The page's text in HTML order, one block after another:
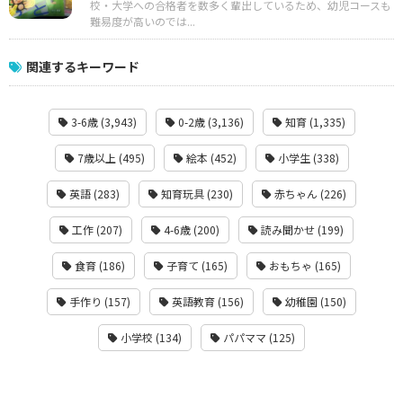
校・大学への合格者を数多く輩出しているため、幼児コースも
難易度が高いのでは...
関連するキーワード
3-6歳 (3,943) 0-2歳 (3,136) 知育 (1,335)
7歳以上 (495) 絵本 (452) 小学生 (338)
英語 (283) 知育玩具 (230) 赤ちゃん (226)
工作 (207) 4-6歳 (200) 読み聞かせ (199)
食育 (186) 子育て (165) おもちゃ (165)
手作り (157) 英語教育 (156) 幼稚園 (150)
小学校 (134) パパママ (125)